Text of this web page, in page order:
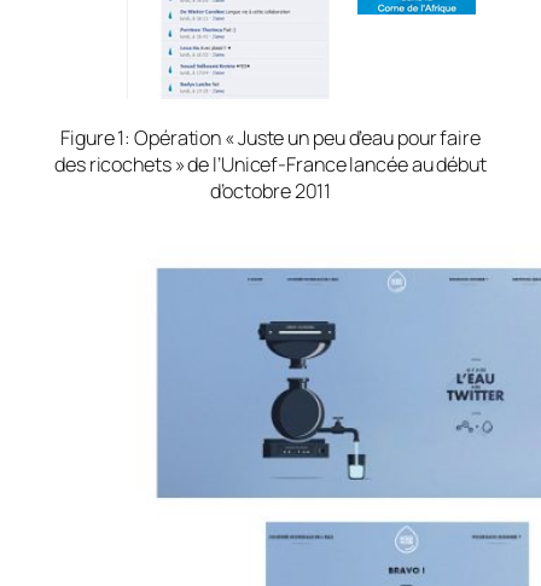
Figure 1: Opération « Juste un peu d’eau pour faire
des ricochets » de l’Unicef-France lancée au début
d’octobre 2011